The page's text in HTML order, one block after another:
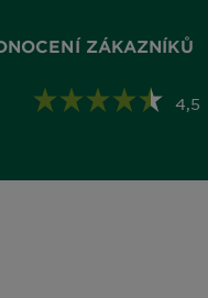
ZÁKAZNÍKŮ
4,5